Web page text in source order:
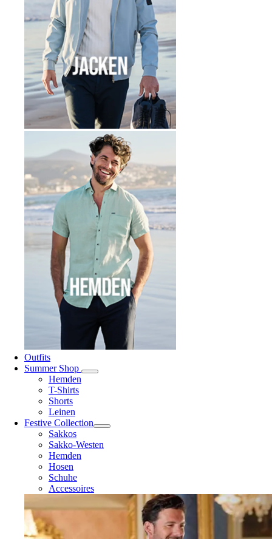
Outfits
Summer Shop
Hemden
T-Shirts
Shorts
Leinen
Festive Collection
Sakkos
Sakko-Westen
Hemden
Hosen
Schuhe
Accessoires